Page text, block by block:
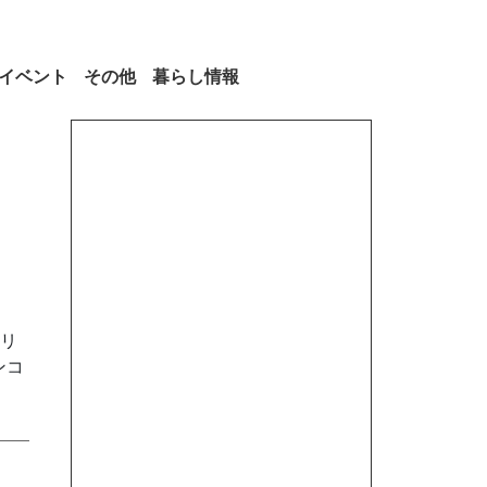
ベント その他 暮らし情報